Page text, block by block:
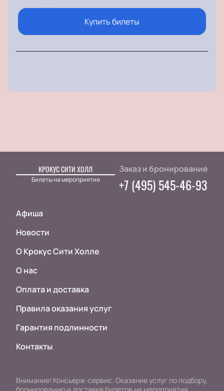
Купить билеты
КРОКУС СИТИ ХОЛЛ
Билеты на мероприятия
Афиша
Новости
О Крокус Сити Холле
О нас
Оплата и доставка
Правила оказания услуг
Гарантия подлинности
Контакты
Заказ и бронирование
+7 (495) 545-46-93
Внимание! Консьерж-сервис. Оказание услуг по подбору,